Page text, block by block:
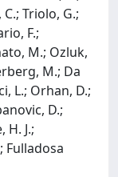
Triolo, G.;
F.;
M.; Ozluk,
M.; Da
L.; Orhan, D.;
D.;
H. J.;
Fulladosa